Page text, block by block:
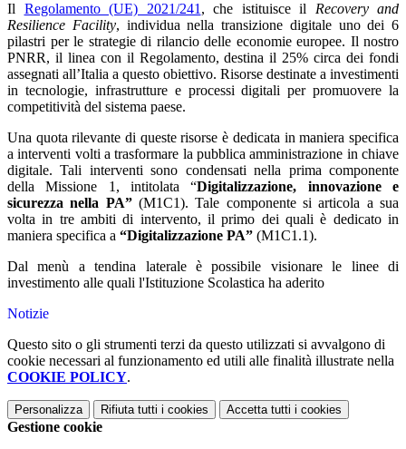
Il
Regolamento (UE) 2021/241 , che istituisce il
Recovery and
Resilience Facility, individua nella transizione digitale uno dei 6
pilastri per le strategie di rilancio delle economie europee. Il nostro
PNRR, il linea con il Regolamento, destina il 25% circa dei fondi
assegnati all’Italia a questo obiettivo. Risorse destinate a investimenti
in tecnologie, infrastrutture e processi digitali per promuovere la
competitività del sistema paese.
Una quota rilevante di queste risorse è dedicata in maniera specifica
a interventi volti a trasformare la pubblica amministrazione in chiave
digitale. Tali interventi sono condensati nella prima componente
della Missione 1, intitolata “Digitalizzazione, innovazione e
sicurezza nella PA” (M1C1). Tale componente si articola a sua
volta in tre ambiti di intervento, il primo dei quali è dedicato in
maniera specifica a “Digitalizzazione PA” (M1C1.1).
Dal menù a tendina laterale è possibile visionare le linee di
investimento alle quali l'Istituzione Scolastica ha aderito
Notizie
Questo sito o gli strumenti terzi da questo utilizzati si avvalgono di
cookie necessari al funzionamento ed utili alle finalità illustrate nella
COOKIE POLICY.
Personalizza Rifiuta tutti i cookies Accetta tutti i cookies
Gestione cookie